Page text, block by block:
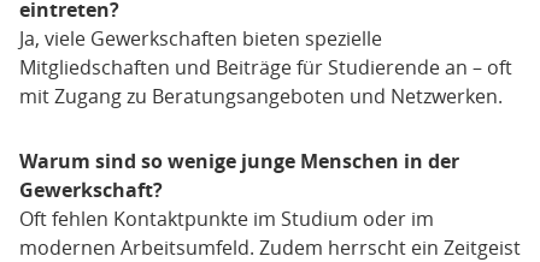
eintreten?
Ja, viele Gewerkschaften bieten spezielle
Mitgliedschaften und Beiträge für Studierende an – oft
mit Zugang zu Beratungsangeboten und Netzwerken.
Warum sind so wenige junge Menschen in der
Gewerkschaft?
Oft fehlen Kontaktpunkte im Studium oder im
modernen Arbeitsumfeld. Zudem herrscht ein Zeitgeist